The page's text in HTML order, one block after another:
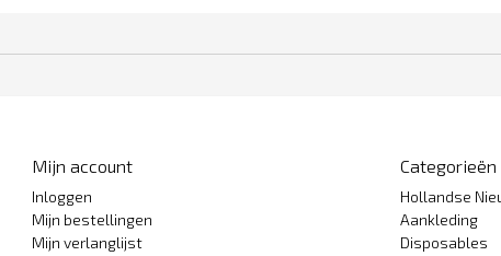
Mijn account
Inloggen
Mijn bestellingen
Mijn verlanglijst
Categorieën
Hollandse
Aankleding
Disposables